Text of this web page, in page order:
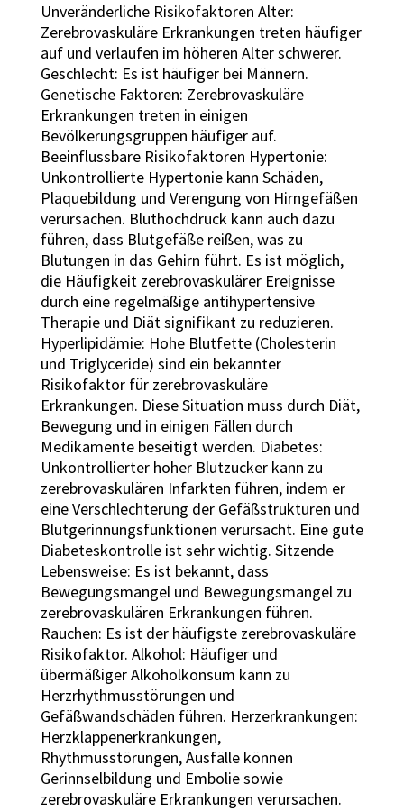
Unveränderliche Risikofaktoren Alter:
Zerebrovaskuläre Erkrankungen treten häufiger
auf und verlaufen im höheren Alter schwerer.
Geschlecht: Es ist häufiger bei Männern.
Genetische Faktoren: Zerebrovaskuläre
Erkrankungen treten in einigen
Bevölkerungsgruppen häufiger auf.
Beeinflussbare Risikofaktoren Hypertonie:
Unkontrollierte Hypertonie kann Schäden,
Plaquebildung und Verengung von Hirngefäßen
verursachen. Bluthochdruck kann auch dazu
führen, dass Blutgefäße reißen, was zu
Blutungen in das Gehirn führt. Es ist möglich,
die Häufigkeit zerebrovaskulärer Ereignisse
durch eine regelmäßige antihypertensive
Therapie und Diät signifikant zu reduzieren.
Hyperlipidämie: Hohe Blutfette (Cholesterin
und Triglyceride) sind ein bekannter
Risikofaktor für zerebrovaskuläre
Erkrankungen. Diese Situation muss durch Diät,
Bewegung und in einigen Fällen durch
Medikamente beseitigt werden. Diabetes:
Unkontrollierter hoher Blutzucker kann zu
zerebrovaskulären Infarkten führen, indem er
eine Verschlechterung der Gefäßstrukturen und
Blutgerinnungsfunktionen verursacht. Eine gute
Diabeteskontrolle ist sehr wichtig. Sitzende
Lebensweise: Es ist bekannt, dass
Bewegungsmangel und Bewegungsmangel zu
zerebrovaskulären Erkrankungen führen.
Rauchen: Es ist der häufigste zerebrovaskuläre
Risikofaktor. Alkohol: Häufiger und
übermäßiger Alkoholkonsum kann zu
Herzrhythmusstörungen und
Gefäßwandschäden führen. Herzerkrankungen:
Herzklappenerkrankungen,
Rhythmusstörungen, Ausfälle können
Gerinnselbildung und Embolie sowie
zerebrovaskuläre Erkrankungen verursachen.